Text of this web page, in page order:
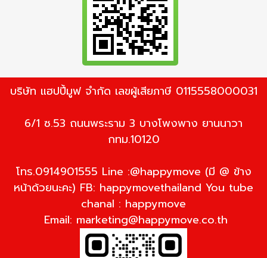
บริษัท แฮปปี้มูฟ จำกัด เลขผู้เสียภาษี 0115558000031
6/1 ซ.53 ถนนพระราม 3 บางโพงพาง ยานนาวา
กทม.10120
โทร.0914901555 Line :@happymove (มี @ ข้าง
หน้าด้วยนะคะ) FB: happymovethailand You tube
chanal : happymove
Email: marketing@happymove.co.th